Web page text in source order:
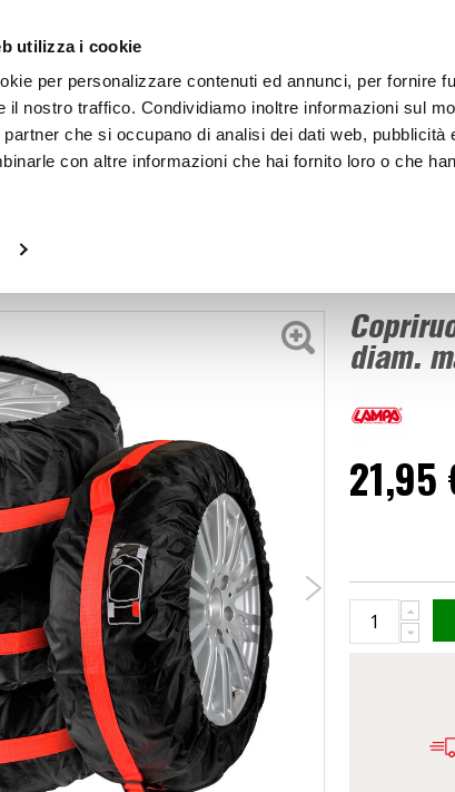
utilizza i cookie
per personalizzare contenuti ed annunci, per fornire
il nostro traffico. Condividiamo inoltre informazioni sul
che si occupano di analisi dei dati web, pubblicità
con altre informazioni che hai fornito loro o che
diam.
21,95